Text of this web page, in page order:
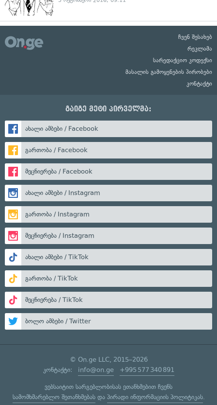
ჩვენ შესახებ
რეკლამა
სარედაქციო კოდექსი
მასალის გამოყენების პირობები
კონტაქტი
გაიგე მეტი პირველმა:
ახალი ამბები / Facebook
გართობა / Facebook
მეცნიერება / Facebook
ახალი ამბები / Instagram
გართობა / Instagram
მეცნიერება / Instagram
ახალი ამბები / TikTok
გართობა / TikTok
მეცნიერება / TikTok
ბოლო ამბები / Twitter
© On.ge LLC, 2015–2026
კონტაქტი: info@on.ge +995 577 340 891
ვებსაიტით სარგებლობისას ეთანხმებით ჩვენს
სამომხმარებლო შეთანხმებასდა პირადი ინფორმაციის პოლიტიკას.